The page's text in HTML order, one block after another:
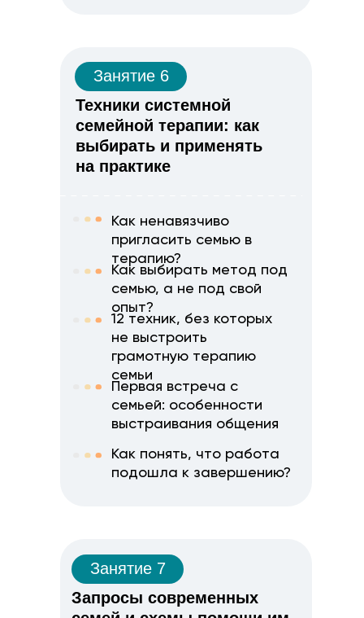
Занятие 6
Техники системной
семейной терапии: как
выбирать и применять
на практике
Как ненавязчиво
пригласить семью в
терапию?
Как выбирать метод под
семью, а не под свой
опыт?
12 техник, без которых
не выстроить
грамотную терапию
семьи
Первая встреча с
семьей: особенности
выстраивания общения
Как понять, что работа
подошла к завершению?
Занятие 7
Запросы современных